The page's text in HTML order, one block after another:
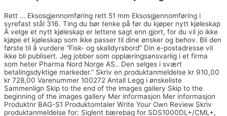
Rett … Eksosgjennomføring rett 51 mm Eksosgjennomføring i
syrefast stål 316. Ting du bør tenke på før du kjøper nytt kjøleskap
Å velge et nytt kjøleskap er lettere sagt enn gjort, for du vil jo ikke
kjøpe et kjøleskap som ikke passer til dine ønsker og behov. Bli den
første til å vurdere “Fisk- og skalldyrsbord” Din e-postadresse vil
ikke bli publisert. Jeg jobber som opplæringsansvarlig i et firma
som heter Pharma Nord Norge AS.. Den selges i svært
betalingsdyktige markeder.” Skriv en produktanmeldelse kr 910,00
kr 728,00 Varenummer 100272 Antall Legg i ønskeliste
Sammenlign Skip to the end of the images gallery Skip to the
beginning of the images gallery Mer informasjon Mer informasjon
Produktnr BAG-S1 Produktomtaler Write Your Own Review Skriv
produktanmeldelse for: Siglent bærebag for SDS1000DL+/CML+,